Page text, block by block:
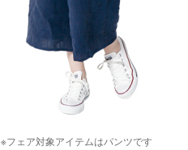
※フェア対象アイテムはパンツです